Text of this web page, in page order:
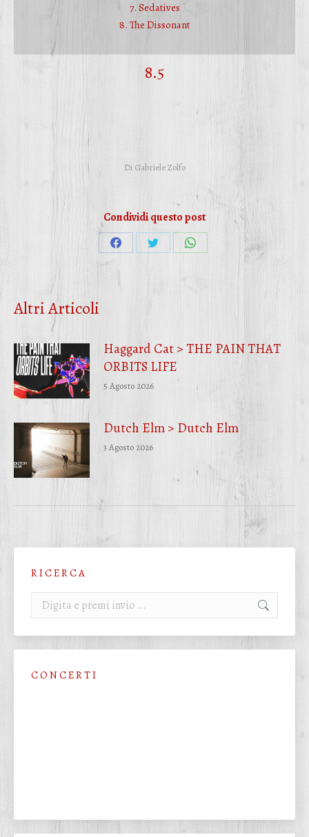
7. Sedatives
8. The Dissonant
8.5
Di Gabriele Zolfo
Condividi questo post
CondividiCondividiCondividi
Altri Articoli
Haggard Cat > THE PAIN THAT
ORBITS LIFE
5 Agosto 2026
Dutch Elm > Dutch Elm
3 Agosto 2026
R I C E R C A
Cerca:
C O N C E R T I